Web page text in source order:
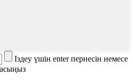
Іздеу үшін enter пернесін немесе